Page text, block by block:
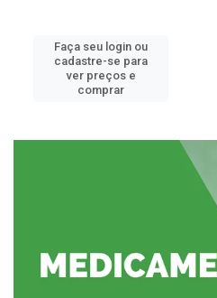
Faça seu login ou
cadastre-se para
ver preços e
comprar